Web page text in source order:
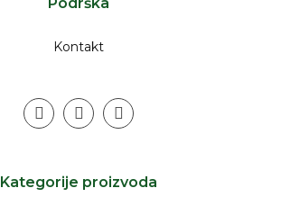
Kontakt
Kategorije proizvoda